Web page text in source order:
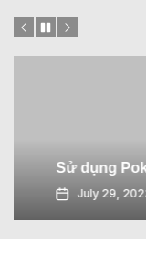
Sử dụng
July 29, 2023